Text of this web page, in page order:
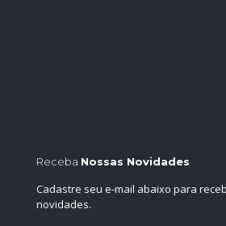
Receba Nossas Novidades
Cadastre seu e-mail abaixo para
novidades.